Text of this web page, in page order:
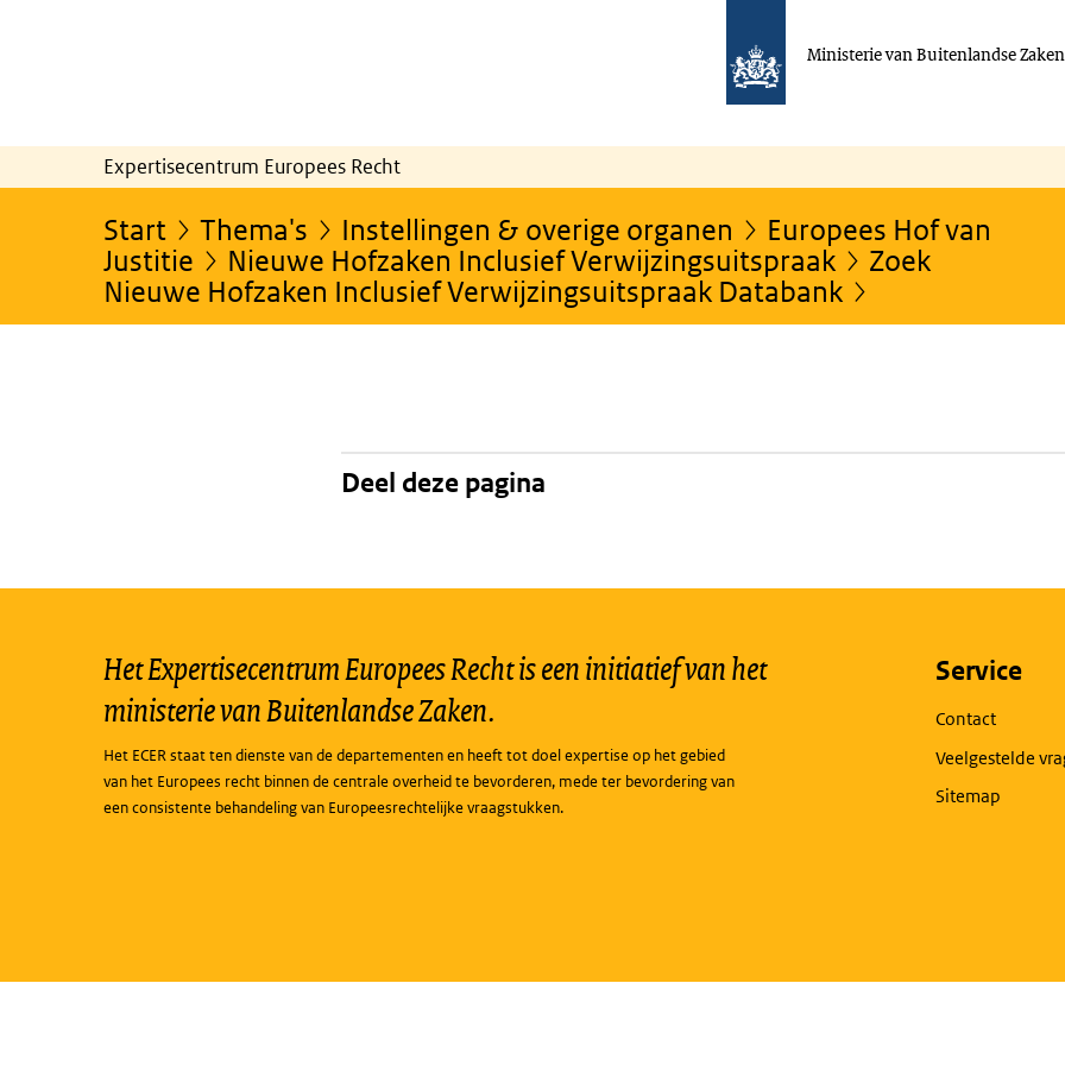
Ministerie van Buitenlandse Zaken
Expertisecentrum Europees Recht
Start Thema's Instellingen & overige organen
Europees Hof van
Justitie
Nieuwe Hofzaken Inclusief Verwijzingsuitspraak
Zoek
Nieuwe Hofzaken Inclusief Verwijzingsuitspraak Databank
Deel deze pagina
Het Expertisecentrum Europees Recht is een initiatief van het
ministerie van Buitenlandse Zaken.
Het ECER staat ten dienste van de departementen en heeft tot doel expertise op het gebied
van het Europees recht binnen de centrale overheid te bevorderen, mede ter bevordering van
een consistente behandeling van Europeesrechtelijke vraagstukken.
Service
Contact
Veelgestelde
Sitemap